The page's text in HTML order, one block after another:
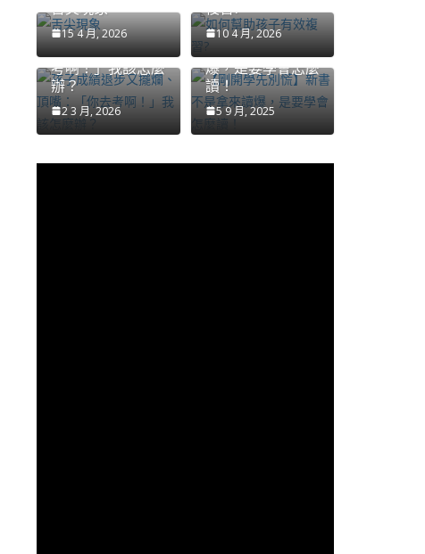
舌尖現象
15 4 月, 2026
複習?
10 4 月, 2026
孩子成績退步又擺
爛、頂嘴：「你去
考啊！」我該怎麼
辦？
2 3 月, 2026
【剛開學先別慌】
新書不是拿來讀
爆，是要學會怎麼
讀！
5 9 月, 2025